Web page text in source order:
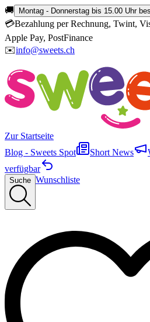
🚚 Montag - Donnerstag bis 15.00 Uhr
💳Bezahlung per Rechnung, Twint,
Apple Pay, PostFinance
✉️info@sweets.ch
Zur Startseite
Blog - Sweets Spot
Short News
verfügbar
Suche Wunschliste